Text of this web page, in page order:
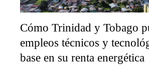
Cómo Trinidad y Tobago
empleos técnicos y
base en su renta energética